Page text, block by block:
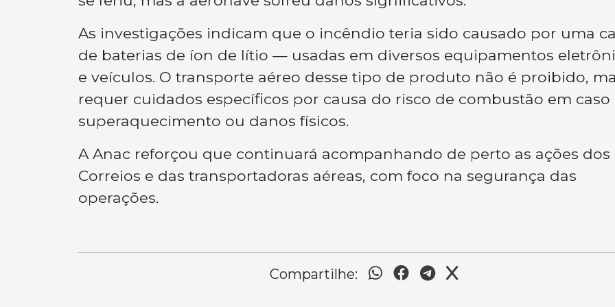
As investigações indicam que o incêndio teria sido causado por uma
de baterias de íon de lítio — usadas em diversos equipamentos
e veículos. O transporte aéreo desse tipo de produto não é proibido,
requer cuidados específicos por causa do risco de combustão em caso
superaquecimento ou danos físicos.
A Anac reforçou que continuará acompanhando de perto as ações dos
Correios e das transportadoras aéreas, com foco na segurança das
operações.
Compartilhe: